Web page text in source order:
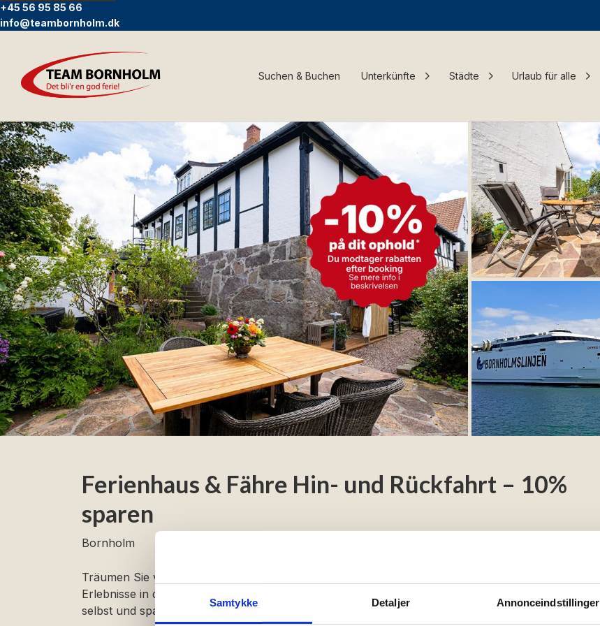
Samtykke Detaljer Annonceindstillinger
+45 56 95 85 66
info@teambornholm.dk
Suchen & Buchen Unterkünfte Städte Urlaub für alle
Ferienhaus & Fähre Hin- und Rückfahrt – 10%
sparen
Bornholm
Träumen Sie von
Erlebnisse in der Natur? Mit diesem Paket wählen Sie Ihr Ferienhaus und Ihre Fährverbindung
selbst und sparen gleichzeitig 10% auf die Unterkunft.